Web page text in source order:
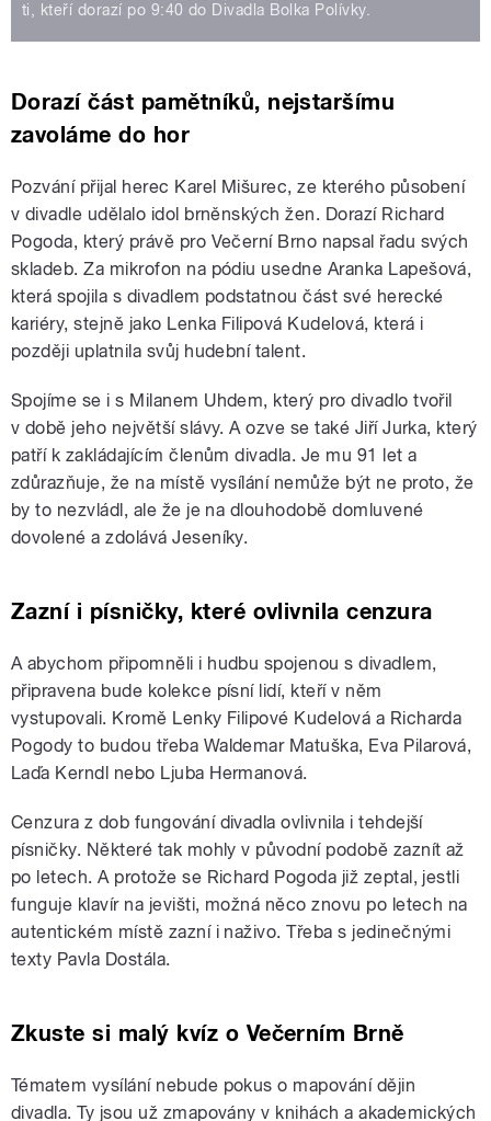
ti, kteří dorazí po 9:40 do Divadla Bolka Polívky.
Dorazí část pamětníků, nejstaršímu
zavoláme do hor
Pozvání přijal herec Karel Mišurec, ze kterého působení
v divadle udělalo idol brněnských žen. Dorazí Richard
Pogoda, který právě pro Večerní Brno napsal řadu svých
skladeb. Za mikrofon na pódiu usedne Aranka Lapešová,
která spojila s divadlem podstatnou část své herecké
kariéry, stejně jako Lenka Filipová Kudelová, která i
později uplatnila svůj hudební talent.
Spojíme se i s Milanem Uhdem, který pro divadlo tvořil
v době jeho největší slávy. A ozve se také Jiří Jurka, který
patří k zakládajícím členům divadla. Je mu 91 let a
zdůrazňuje, že na místě vysílání nemůže být ne proto, že
by to nezvládl, ale že je na dlouhodobě domluvené
dovolené a zdolává Jeseníky.
Zazní i písničky, které ovlivnila cenzura
A abychom připomněli i hudbu spojenou s divadlem,
připravena bude kolekce písní lidí, kteří v něm
vystupovali. Kromě Lenky Filipové Kudelová a Richarda
Pogody to budou třeba Waldemar Matuška, Eva Pilarová,
Laďa Kerndl nebo Ljuba Hermanová.
Cenzura z dob fungování divadla ovlivnila i tehdejší
písničky. Některé tak mohly v původní podobě zaznít až
po letech. A protože se Richard Pogoda již zeptal, jestli
funguje klavír na jevišti, možná něco znovu po letech na
autentickém místě zazní i naživo. Třeba s jedinečnými
texty Pavla Dostála.
Zkuste si malý kvíz o Večerním Brně
Tématem vysílání nebude pokus o mapování dějin
divadla. Ty jsou už zmapovány v knihách a akademických